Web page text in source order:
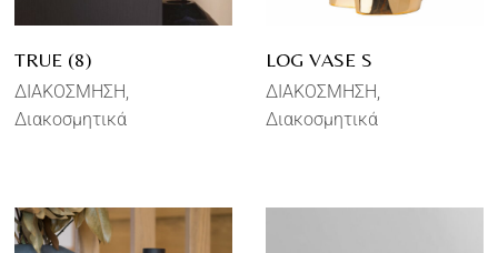
TRUE (8)
ΔΙΑΚΟΣΜΗΣΗ
Διακοσμητικά
LOG VASE S
ΔΙΑΚΟΣΜΗΣΗ
Διακοσμητικά